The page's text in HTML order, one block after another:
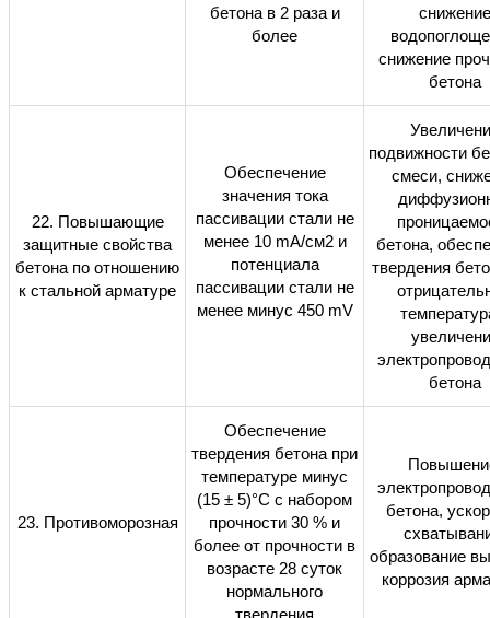
бетона в 2 раза и
более
снижение
снижение
бетона
22. Повышающие
защитные свойства
бетона по отношению
к стальной арматуре
Обеспечение
значения тока
пассивации стали не
менее 10 mA/см2 и
потенциала
пассивации стали не
менее минус 450mV
подвижности
смеси,
бетона,
твердения
бетона
23. Противоморозная
Обеспечение
твердения бетона при
температуре минус
(15 ± 5)°С с набором
прочности 30 % и
более от прочности в
возрасте 28 суток
нормального
бетона,
образование
коррозия